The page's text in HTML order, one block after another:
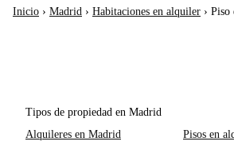
Inicio › Madrid › Habitaciones en alquiler › Piso
Tipos de propiedad en Madrid
Alquileres en Madrid
Pisos en